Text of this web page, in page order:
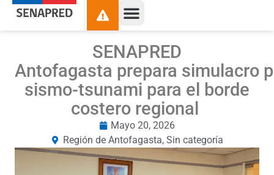
SENAPRED
Antofagasta prepara simulacro
sismo-tsunami para el borde
costero regional
Mayo 20, 2026
Región de Antofagasta, Sin categoría